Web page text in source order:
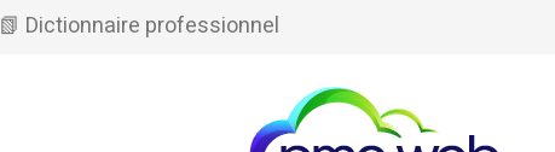
📗 Dictionnaire professionnel